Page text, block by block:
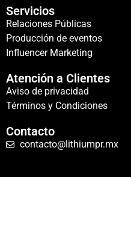
Servicios
Relaciones Públicas
Producción de eventos
Influencer Marketing
Atención a Clientes
Aviso de privacidad
Términos y Condiciones
Contacto
contacto@lithiumpr.mx